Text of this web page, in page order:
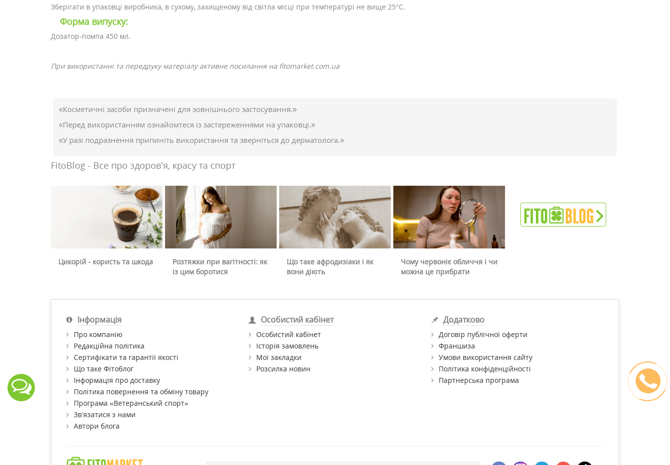
Зберігати в упаковці виробника, в сухому, захищеному від світла місці при температурі не вище 25°C.
Форма випуску:
Дозатор-помпа 450 мл.
При використанні та передруку матеріалу активне посилання на fitomarket.com.ua
«Косметичні засоби призначені для зовнішнього застосування.»
«Перед використанням ознайомтеся із застереженнями на упаковці.»
«У разі подразнення припиніть використання та зверніться до дерматолога.»
FitoBlog - Все про здоров'я, красу та спорт
Цикорій - користь та шкода
Розтяжки при вагітності: як
із цим боротися
Що таке афродизіаки і як
вони діють
Чому червоніє обличчя і чи
можна це прибрати
Інформація
Про компанію
Редакційна політика
Сертифікати та гарантії якості
Що таке Фітоблог
Інформація про доставку
Політика повернення та обміну товару
Програма «Ветеранський спорт»
Зв’язатися з нами
Автори блога
Особистий кабінет
Особистий кабінет
Історія замовлень
Мої закладки
Розсилка новин
Додатково
Договір публічної оферти
Франшиза
Умови використання сайту
Політика конфіденційності
Партнерська програма